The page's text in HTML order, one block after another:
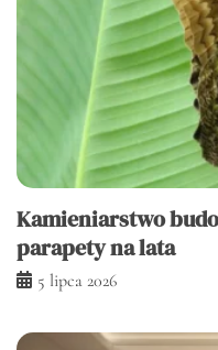
Kamieniarstwo
parapety na lata
5 lipca 2026